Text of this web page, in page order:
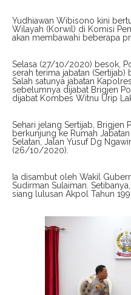
Yudhiawan Wibisono kini
Wilayah (Korwil) di Komisi
akan membawahi beberapa
Selasa (27/10/2020) besok,
serah terima jabatan
Salah satunya jabatan
sebelumnya dijabat Brigjen
dijabat Kombes Witnu Urip
Sehari jelang Sertijab, Brigjen
berkunjung ke Rumah
Selatan, Jalan Yusuf Dg
(26/10/2020).
Ia disambut oleh Wakil
Sudirman Sulaiman.
siang lulusan Akpol Tahun